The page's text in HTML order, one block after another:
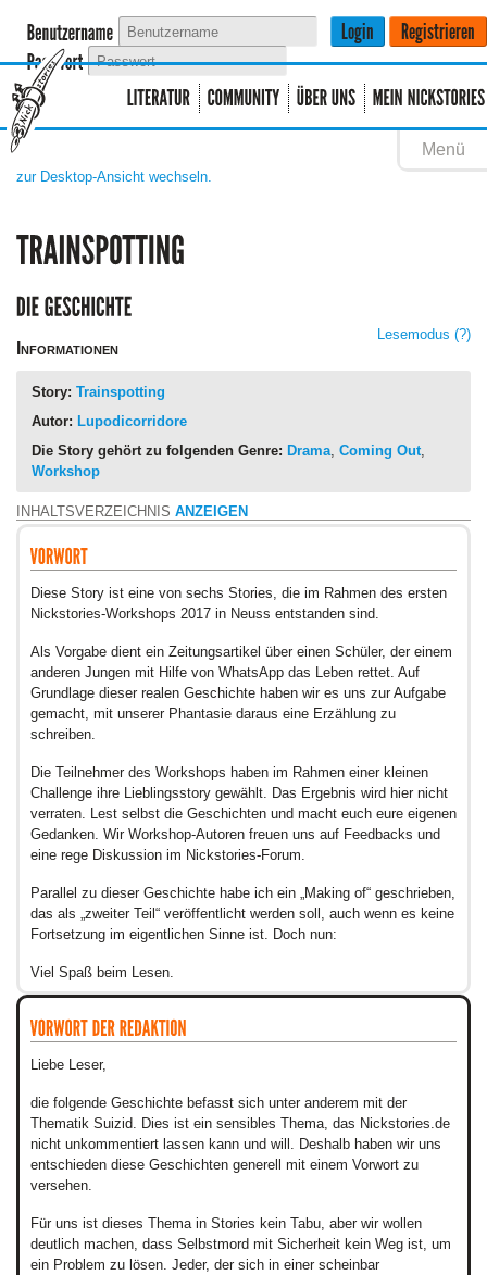
Menü
zur Desktop-Ansicht wechseln.
Lesemodus (?)
Informationen
Story: Trainspotting
Autor: Lupodicorridore
Die Story gehört zu folgenden Genre: Drama Coming Out
Workshop
INHALTSVERZEICHNIS ANZEIGEN
Diese Story ist eine von sechs Stories, die im Rahmen des ersten
Nickstories-Workshops 2017 in Neuss entstanden sind.
Als Vorgabe dient ein Zeitungsartikel über einen Schüler, der einem
anderen Jungen mit Hilfe von WhatsApp das Leben rettet. Auf
Grundlage dieser realen Geschichte haben wir es uns zur Aufgabe
gemacht, mit unserer Phantasie daraus eine Erzählung zu
schreiben.
Die Teilnehmer des Workshops haben im Rahmen einer kleinen
Challenge ihre Lieblingsstory gewählt. Das Ergebnis wird hier nicht
verraten. Lest selbst die Geschichten und macht euch eure eigenen
Gedanken. Wir Workshop-Autoren freuen uns auf Feedbacks und
eine rege Diskussion im Nickstories-Forum.
Parallel zu dieser Geschichte habe ich ein „Making of“ geschrieben,
das als „zweiter Teil“ veröffentlicht werden soll, auch wenn es keine
Fortsetzung im eigentlichen Sinne ist. Doch nun:
Viel Spaß beim Lesen.
Liebe Leser,
die folgende Geschichte befasst sich unter anderem mit der
Thematik Suizid. Dies ist ein sensibles Thema, das Nickstories.de
nicht unkommentiert lassen kann und will. Deshalb haben wir uns
entschieden diese Geschichten generell mit einem Vorwort zu
versehen.
Für uns ist dieses Thema in Stories kein Tabu, aber wir wollen
deutlich machen, dass Selbstmord mit Sicherheit kein Weg ist, um
ein Problem zu lösen. Jeder, der sich in einer scheinbar